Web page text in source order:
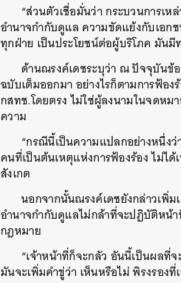
“ส่วนตัวเชื่อมั่นว่า กระบวนการเ
อำนาจกำกับดูแล ความขัดแย้งกับเอก
ทุกฝ่าย เป็นประโยชน์ต่อผู้บริโภค มันมี
ด้านณรงค์เดชระบุว่า ณ ปัจจุบันข้
ฉบับเต็มออกมา อย่างไรก็ตามการฟ้อ
กสทช.โดยตรง ไม่ใช่ผู้ลงนามในจดหม
ความ
“กรณีนี้เป็นความแปลกอย่างหนึ่ง
คนที่เป็นต้นเหตุแห่งการฟ้องร้อง ไม่ไ
สังเกต
นอกจากนั้นณรงค์เดชยังกล่าวเพิ่
อำนาจกำกับดูแลไม่กล้าที่จะปฏิบัติหน้
กฎหมาย
“เจ้าหน้าที่ก็จะกลัว อันนี้เป็นผล
มันจะเพิ่มคำขู่ว่า เห็นหรือไม่ พิรงรอง
ค้นหา